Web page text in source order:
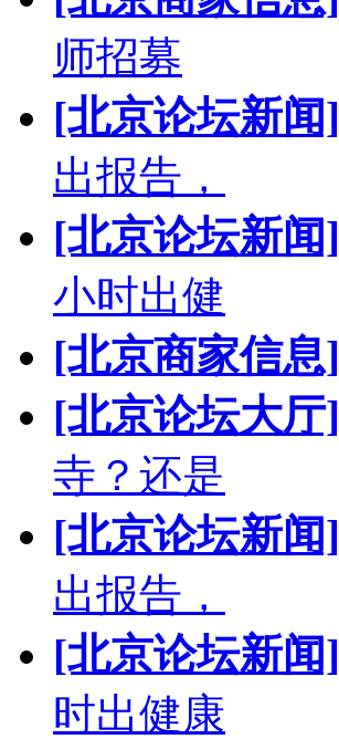
师招募
[北京论坛新闻]
出报告，
[北京论坛新闻]
小时出健
[北京商家信息]
[北京论坛大厅]
寺？还是
[北京论坛新闻]
出报告，
[北京论坛新闻]
时出健康